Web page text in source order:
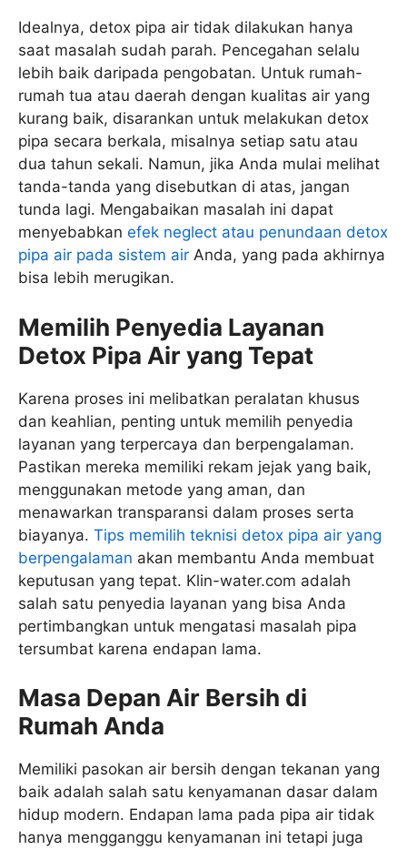
Idealnya, detox pipa air tidak dilakukan hanya
saat masalah sudah parah. Pencegahan selalu
lebih baik daripada pengobatan. Untuk rumah-
rumah tua atau daerah dengan kualitas air yang
kurang baik, disarankan untuk melakukan detox
pipa secara berkala, misalnya setiap satu atau
dua tahun sekali. Namun, jika Anda mulai melihat
tanda-tanda yang disebutkan di atas, jangan
tunda lagi. Mengabaikan masalah ini dapat
menyebabkan efek neglect atau penundaan detox
pipa air pada sistem air Anda, yang pada akhirnya
bisa lebih merugikan.
Memilih Penyedia Layanan
Detox Pipa Air yang Tepat
Karena proses ini melibatkan peralatan khusus
dan keahlian, penting untuk memilih penyedia
layanan yang terpercaya dan berpengalaman.
Pastikan mereka memiliki rekam jejak yang baik,
menggunakan metode yang aman, dan
menawarkan transparansi dalam proses serta
biayanya. Tips memilih teknisi detox pipa air yang
berpengalaman akan membantu Anda membuat
keputusan yang tepat. Klin-water.com adalah
salah satu penyedia layanan yang bisa Anda
pertimbangkan untuk mengatasi masalah pipa
tersumbat karena endapan lama.
Masa Depan Air Bersih di
Rumah Anda
Memiliki pasokan air bersih dengan tekanan yang
baik adalah salah satu kenyamanan dasar dalam
hidup modern. Endapan lama pada pipa air tidak
hanya mengganggu kenyamanan ini tetapi juga